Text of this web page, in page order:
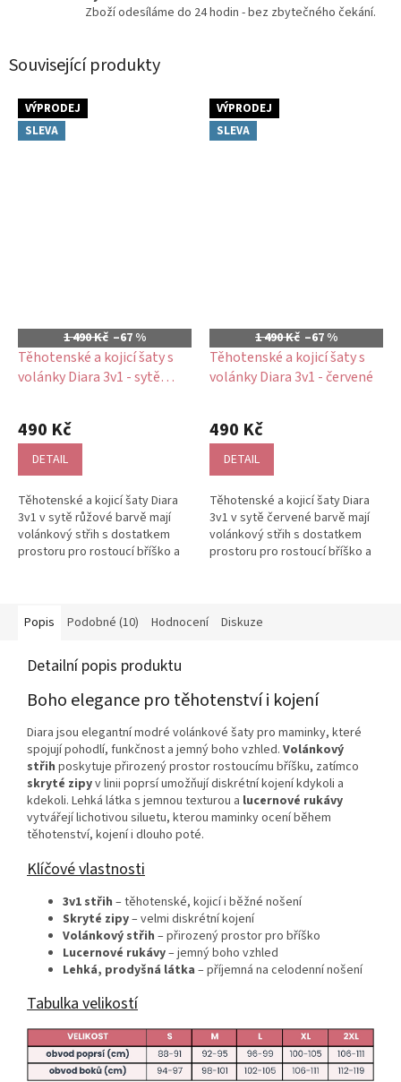
Zboží odesíláme do 24 hodin - bez zbytečného čekání.
Související produkty
VÝPRODEJ
SLEVA
1 490 Kč –67 %
Těhotenské a kojicí šaty s
volánky Diara 3v1 - sytě
490 Kč
DETAIL
Těhotenské a kojicí šaty Diara
3v1 v sytě růžové barvě mají
volánkový střih s dostatkem
prostoru pro rostoucí bříško a
VÝPRODEJ
SLEVA
1 490 Kč –67 %
Těhotenské a kojicí šaty s
volánky Diara 3v1 - červené
490 Kč
DETAIL
Těhotenské a kojicí šaty Diara
3v1 v sytě červené barvě mají
volánkový střih s dostatkem
prostoru pro rostoucí bříško a
Popis Podobné (10) Hodnocení Diskuze
Detailní popis produktu
Boho elegance pro těhotenství i kojení
Diara jsou elegantní modré volánkové šaty pro maminky, které
spojují pohodlí, funkčnost a jemný boho vzhled. Volánkový
střih poskytuje přirozený prostor rostoucímu bříšku, zatímco
skryté zipyv linii poprsí umožňují diskrétní kojení kdykoli a
kdekoli. Lehká látka s jemnou texturou a lucernové rukávy
vytvářejí lichotivou siluetu, kterou maminky ocení během
těhotenství, kojení i dlouho poté.
Klíčové vlastnosti
3v1 střih – těhotenské, kojicí i běžné nošení
Skryté zipy– velmi diskrétní kojení
Volánkový střih – přirozený prostor pro bříško
Lucernové rukávy– jemný boho vzhled
Lehká, prodyšná látka – příjemná na celodenní nošení
Tabulka velikostí